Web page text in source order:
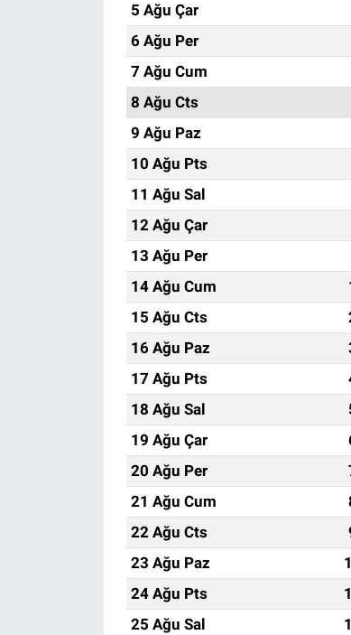
5 Ağu Çar
6 Ağu Per
7 Ağu Cum
8 Ağu Cts
9 Ağu Paz
10 Ağu Pts
11 Ağu Sal
12 Ağu Çar
13 Ağu Per
14 Ağu Cum
15 Ağu Cts
16 Ağu Paz
17 Ağu Pts
18 Ağu Sal
19 Ağu Çar
20 Ağu Per
21 Ağu Cum
22 Ağu Cts
23 Ağu Paz
24 Ağu Pts
25 Ağu Sal